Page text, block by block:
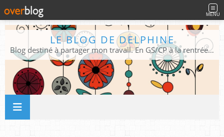
MENU
LE BLOG DE DELPHINE
Blog destiné à partager mon travail. En GS/CP à la rentrée 2026/2027 !